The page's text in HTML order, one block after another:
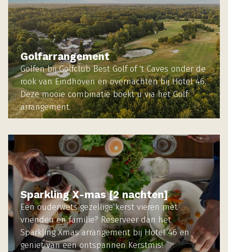
Golfarrangement
Golfen bij Golfclub Best Golf of 't Caves onder de
rook van Eindhoven en overnachten bij Hotel 46.
Deze mooie combinatie boekt u via het Golf
arrangement.
Sparkling X-mas [2 nachten]
Een ouderwets gezellige kerst vieren met
vrienden en familie? Reserveer dan het
Sparkling Xmas arrangement bij Hotel 46 en
geniet van een ontspannen Kerstmis!